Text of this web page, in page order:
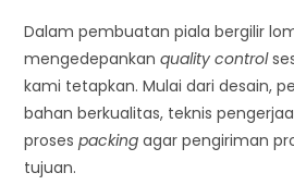
Dalam pembuatan piala bergilir
mengedepankanquality control
kami tetapkan. Mulai dari desain,
bahan berkualitas, teknis
prosespacking agar pengiriman
tujuan.